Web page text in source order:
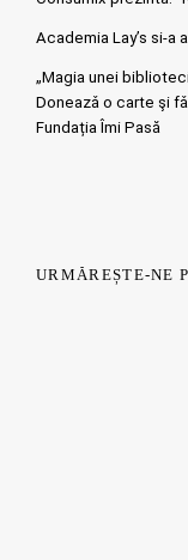
Academia Lay’s si-a
„Magia unei
Doneazǎ o carte şi
Fundația Îmi Pasă
URMĂREȘTE-NE